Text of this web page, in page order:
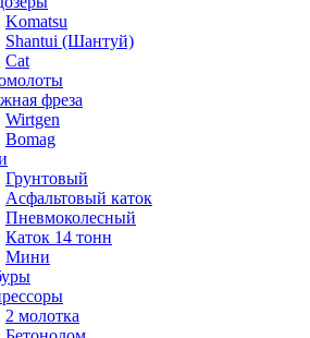
Komatsu
Shantui (Шантуй)
Cat
фреза
Wirtgen
Bomag
Грунтовый
Асфальтовый каток
Пневмоколесный
Каток 14 тонн
Мини
2 молотка